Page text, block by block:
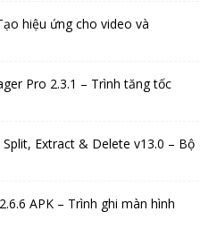
hiệu ứng cho video và
Pro 2.3.1 – Trình tăng tốc
Extract & Delete v13.0 – Bộ
APK – Trình ghi màn hình